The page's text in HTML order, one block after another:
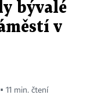
bývalé
v
11 min. čtení